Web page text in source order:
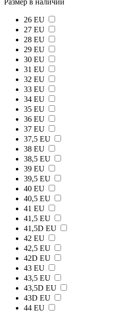
Размер в наличии
26 EU
27 EU
28 EU
29 EU
30 EU
31 EU
32 EU
33 EU
34 EU
35 EU
36 EU
37 EU
37,5 EU
38 EU
38,5 EU
39 EU
39,5 EU
40 EU
40,5 EU
41 EU
41,5 EU
41,5D EU
42 EU
42,5 EU
42D EU
43 EU
43,5 EU
43,5D EU
43D EU
44 EU